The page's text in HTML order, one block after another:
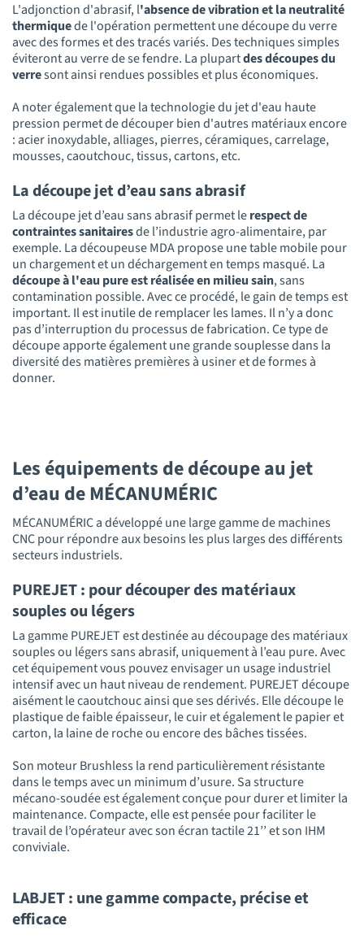
L'adjonction d'abrasif, l'absence de vibration et la neutralité
thermiquede l'opération permettent une découpe du verre
avec des formes et des tracés variés. Des techniques simples
éviteront au verre de se fendre. La plupartdes découpes du
verresont ainsi rendues possibles et plus économiques.
A noter également que la technologie du jet d'eau haute
pression permet de découper bien d'autres matériaux encore
: acier inoxydable, alliages, pierres, céramiques, carrelage,
mousses, caoutchouc, tissus, cartons, etc.
La découpe jet d’eau sans abrasif
La découpe jet d’eau sans abrasif permet lerespect de
contraintes sanitairesde l’industrie agro-alimentaire, par
exemple. La découpeuse MDA propose une table mobile pour
un chargement et un déchargement en temps masqué. La
découpe à l'eau pure est réalisée en milieu sain, sans
contamination possible. Avec ce procédé, le gain de temps est
important. Il est inutile de remplacer les lames. Il n’y a donc
pas d’interruption du processus de fabrication. Ce type de
découpe apporte également une grande souplesse dans la
diversité des matières premières à usiner et de formes à
donner.
Les équipements de découpe au jet
d’eau de MÉCANUMÉRIC
MÉCANUMÉRIC a développé une large gamme de machines
CNC pour répondre aux besoins les plus larges des différents
secteurs industriels.
PUREJET : pour découper des matériaux
souples ou légers
La gamme PUREJET est destinée au découpage des matériaux
souples ou légers sans abrasif, uniquement à l’eau pure. Avec
cet équipement vous pouvez envisager un usage industriel
intensif avec un haut niveau de rendement. PUREJET découpe
aisément le caoutchouc ainsi que ses dérivés. Elle découpe le
plastique de faible épaisseur, le cuir et également le papier et
carton, la laine de roche ou encore des bâches tissées.
Son moteur Brushless la rend particulièrement résistante
dans le temps avec un minimum d’usure. Sa structure
mécano-soudée est également conçue pour durer et limiter la
maintenance. Compacte, elle est pensée pour faciliter le
travail de l’opérateur avec son écran tactile 21’’ et son IHM
conviviale.
LABJET : une gamme compacte, précise et
efficace